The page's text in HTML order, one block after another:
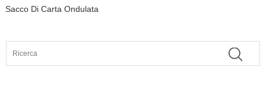
Sacco Di Carta Ondulata